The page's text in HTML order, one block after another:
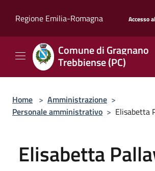
Regione Emilia-Romagna
Accesso
Comune di Gragnano
Trebbiense (PC)
Home > Amministrazione >
Personale amministrativo > Elisabetta
Elisabetta